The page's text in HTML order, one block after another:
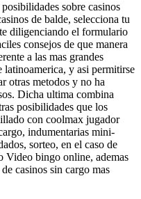
sobre casinos
de balde, selecciona tu
diligenciando el formulario
consejos de que manera
a las mas grandes
latinoamerica, y asi permitirse
otras metodos y no ha
Dicha ultima combina
posibilidades que los
con coolmax jugador
indumentarias mini-
sorteo, en el caso de
Video bingo online, ademas
casinos sin cargo mas